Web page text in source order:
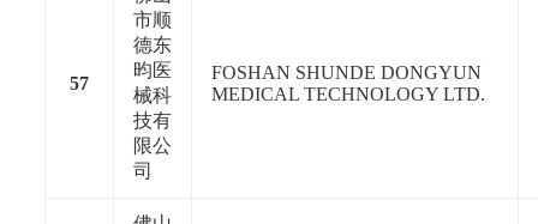
57
市顺
德东
昀医
械科
技有
限公
司
FOSHAN SHUNDE DONGYUN
MEDICAL TECHNOLOGY LTD.